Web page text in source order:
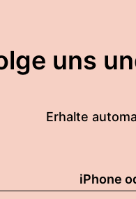
uns
Erhalte
iPhone